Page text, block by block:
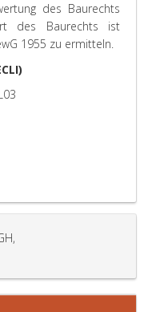
des Baurechts
des Baurechts ist
1955 zu ermitteln.